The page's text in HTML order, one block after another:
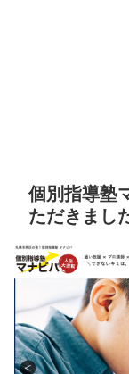
個別指導塾
ただきまし